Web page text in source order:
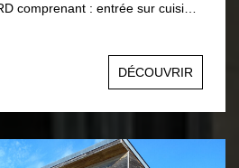
comprenant : entrée sur cuisine
lingerie, garage avec porte
deux chambres dont une
bains avec douche, wc.
au sol au rez-de-chaussée et
vitrage et volets roulants
DÉCOUVRIR